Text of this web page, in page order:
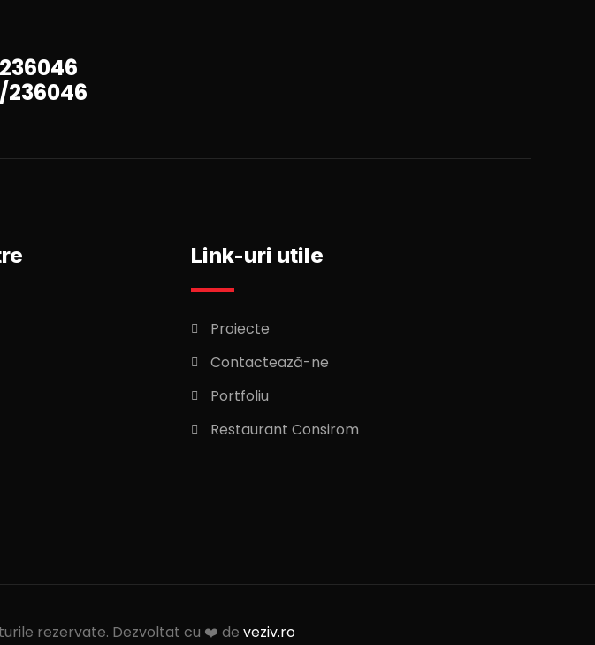
236046
236046
Link-uri utile
Proiecte
Contactează-ne
Portfoliu
Restaurant Consirom
rezervate. Dezvoltat cu ❤️ de veziv.ro